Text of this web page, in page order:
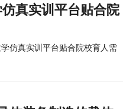
真实训平台贴合院
仿真实训平台贴合院校育人需